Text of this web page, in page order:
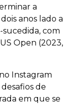
a
anos lado a
sucedida, com
Open (2023,
Instagram
de
em que se